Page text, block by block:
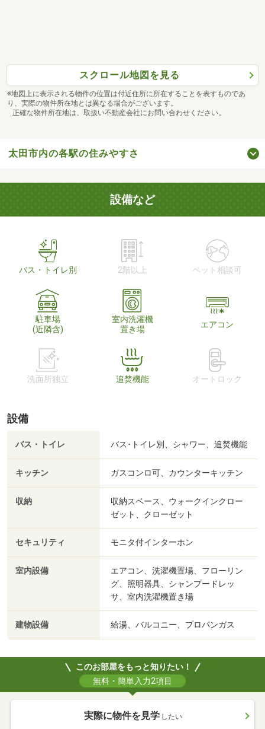
スクロール地図を見る
※地図上に表示される物件の位置は付近住所に所在することを表すものであ
り、実際の物件所在地とは異なる場合がございます。
正確な物件所在地は、取扱い不動産会社にお問い合わせください。
太田市内の各駅の住みやすさ
設備など
バス・トイレ別 2階以上 ペット相談可
駐車場
(近隣含)
室内洗濯機
置き場
エアコン
洗面所独立 追焚機能 オートロック
設備
バス・トイレ バス･トイレ別、シャワー、追焚機能
キッチン ガスコンロ可、カウンターキッチン
収納
収納スペース、ウォークインクロー
ゼット、クローゼット
セキュリティ モニタ付インターホン
室内設備
エアコン、洗濯機置場、フローリン
グ、照明器具、シャンプードレッ
サ、室内洗濯機置き場
建物設備 給湯、バルコニー、プロパンガス
このお部屋をもっと知りたい！
無料・簡単入力2項目
実際に物件を見学 したい